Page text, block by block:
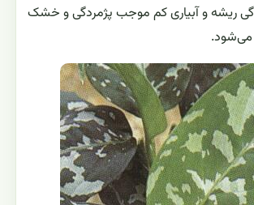
ریشه و آبیاری کم موجب پژمردگی و خشک
می‌شود.